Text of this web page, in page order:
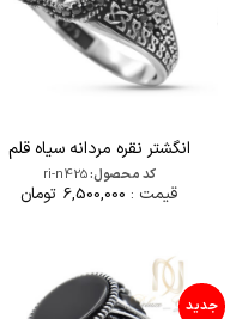
انگشتر نقره مردانه سیاه قلم
کد محصول:ri-n425
قیمت : 6,500,000 تومان
جدید